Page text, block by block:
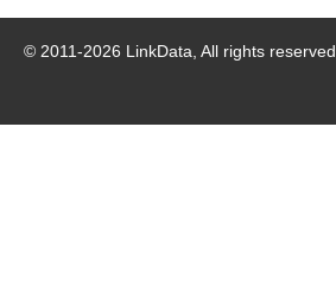
© 2011-2026 LinkData, All rights reserved.